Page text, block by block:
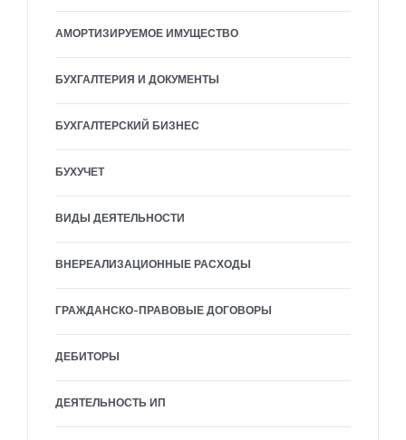
АМОРТИЗИРУЕМОЕ ИМУЩЕСТВО
БУХГАЛТЕРИЯ И ДОКУМЕНТЫ
БУХГАЛТЕРСКИЙ БИЗНЕС
БУХУЧЕТ
ВИДЫ ДЕЯТЕЛЬНОСТИ
ВНЕРЕАЛИЗАЦИОННЫЕ РАСХОДЫ
ГРАЖДАНСКО-ПРАВОВЫЕ ДОГОВОРЫ
ДЕБИТОРЫ
ДЕЯТЕЛЬНОСТЬ ИП